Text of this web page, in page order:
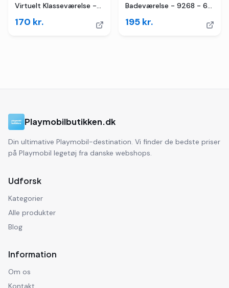
Virtuelt Klasseværelse -
170 kr.
Badeværelse - 9268 - 60
195 kr.
Playmobilbutikken.dk
Din ultimative Playmobil-destination. Vi finder de bedste priser
på Playmobil legetøj fra danske webshops.
Udforsk
Kategorier
Alle produkter
Blog
Information
Om os
Kontakt